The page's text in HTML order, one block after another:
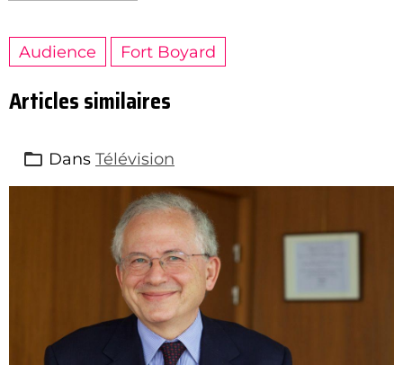
Audience Fort Boyard
Articles similaires
Dans Télévision